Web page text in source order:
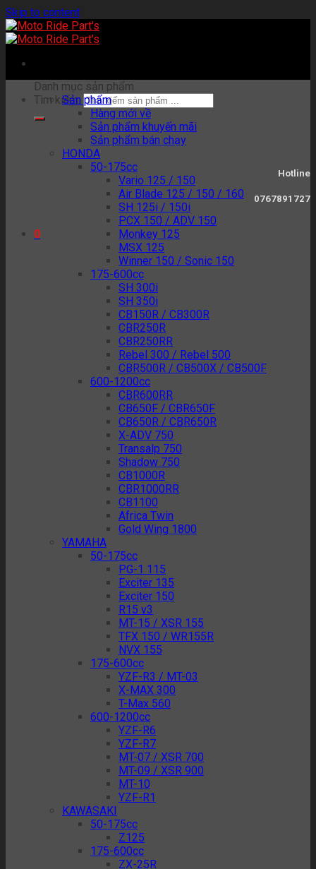
Skip to content
Tìm kiếm:
Hotline
0767891727
0
Danh mục sản phẩm
Sản phẩm
Hàng mới về
Sản phẩm khuyến mãi
Sản phẩm bán chạy
HONDA
50-175cc
Vario 125 / 150
Air Blade 125 / 150 / 160
SH 125i / 150i
PCX 150 / ADV 150
Monkey 125
MSX 125
Winner 150 / Sonic 150
175-600cc
SH 300i
SH 350i
CB150R / CB300R
CBR250R
CBR250RR
Rebel 300 / Rebel 500
CBR500R / CB500X / CB500F
600-1200cc
CBR600RR
CB650F / CBR650F
CB650R / CBR650R
X-ADV 750
Transalp 750
Shadow 750
CB1000R
CBR1000RR
CB1100
Africa Twin
Gold Wing 1800
YAMAHA
50-175cc
PG-1 115
Exciter 135
Exciter 150
R15 v3
MT-15 / XSR 155
TFX 150 / WR155R
NVX 155
175-600cc
YZF-R3 / MT-03
X-MAX 300
T-Max 560
600-1200cc
YZF-R6
YZF-R7
MT-07 / XSR 700
MT-09 / XSR 900
MT-10
YZF-R1
KAWASAKI
50-175cc
Z125
175-600cc
ZX-25R